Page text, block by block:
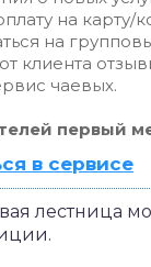
на карту/
на
клиента
чаевых.
первый
в сервисе
лестница